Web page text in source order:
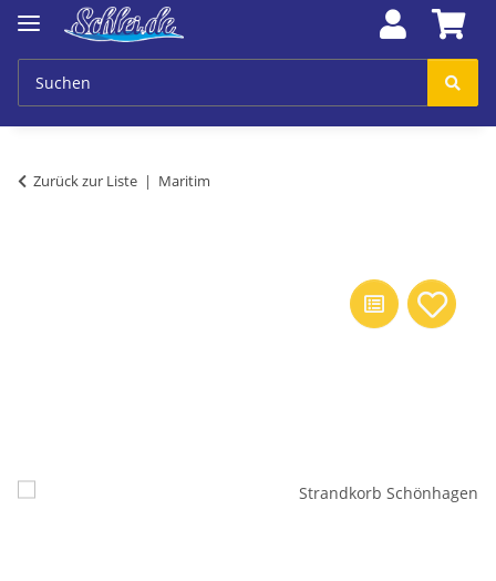
Zurück zur Liste Maritim